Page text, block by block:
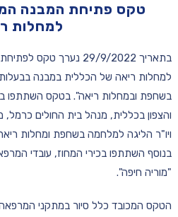
טקס פתיחת המבנה
למחלות
בתאריך 29/9/2022 נערך
למחלות ריאה של הכללית במבנה בבעלות
בשחפת ובמחלות ריאה". בטקס השתתפו
והצפון בכללית, מנהל בית החולים כרמל,
ויו"ר הליגה למלחמה בשחפת ומחלות
בנוסף השתתפו בכירי המחוז, עובדי
"מוריה חיפה".
הטקס המכובד כלל סיור במתקני המרפאה,